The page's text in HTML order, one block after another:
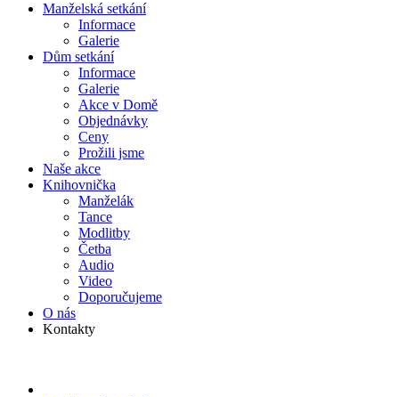
Manželská setkání
Informace
Galerie
Dům setkání
Informace
Galerie
Akce v Domě
Objed­návky
Ceny
Prožili jsme
Naše akce
Knihov­nička
Manželák
Tance
Modlitby
Četba
Audio
Video
Doporu­čujeme
O nás
Kontakty